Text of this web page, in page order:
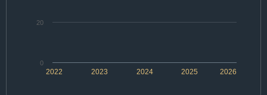
2022 2024 2026
2023 2025
0
20